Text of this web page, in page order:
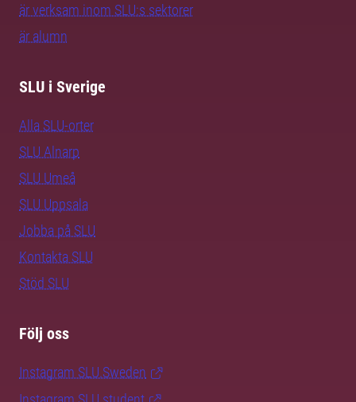
är verksam inom SLU:s sektorer
är alumn
SLU i Sverige
Alla SLU-orter
SLU Alnarp
SLU Umeå
SLU Uppsala
Jobba på SLU
Kontakta SLU
Stöd SLU
Följ oss
Instagram SLU.Sweden